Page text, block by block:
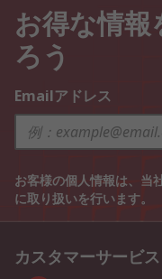
お得な情
ろう
Emailアドレス
お客様の個人情報は、当
に取り扱いを行います。
カスタマーサービス